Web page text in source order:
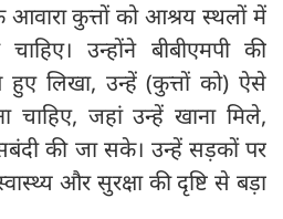
आवारा कुत्तों को आश्रय स्थलों में
चाहिए। उन्होंने बीबीएमपी की
हुए लिखा, उन्हें (कुत्तों को) ऐसे
जहां उन्हें खाना मिले,
की जा सके। उन्हें सड़कों पर
और सुरक्षा की दृष्टि से बड़ा